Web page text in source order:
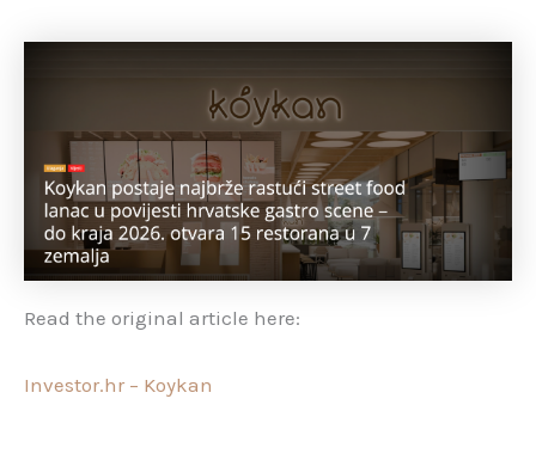
Read the original article here:
Investor.hr – Koykan